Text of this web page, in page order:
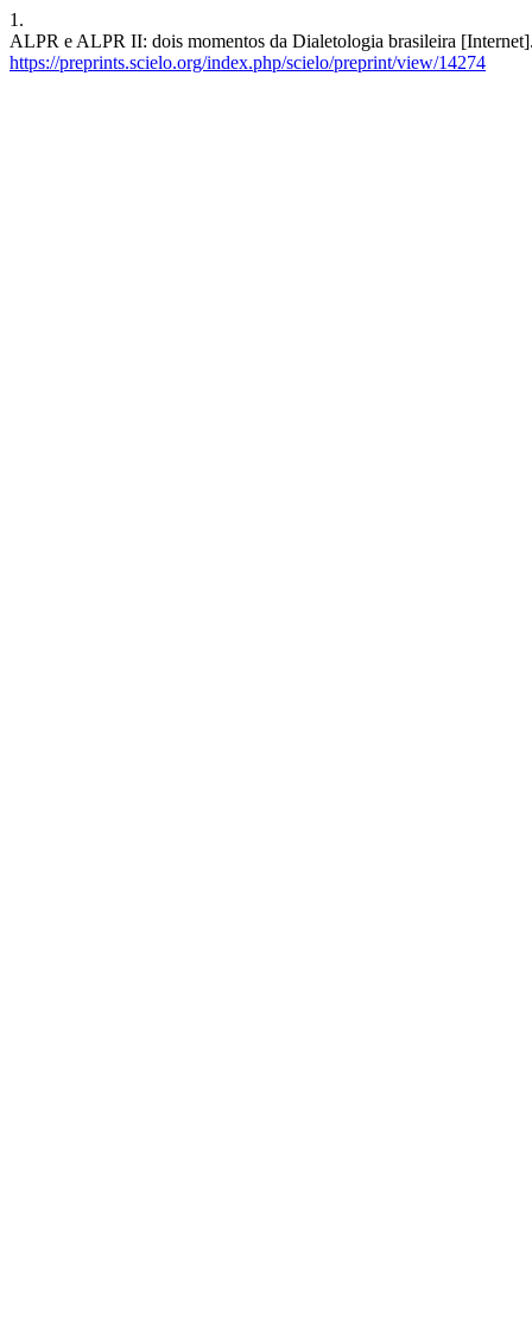
1.
ALPR e ALPR II: dois momentos da Dialetologia brasileira
https://preprints.scielo.org/index.php/scielo/preprint/view/14274